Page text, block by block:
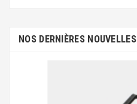
NOS DERNIÈRES NOUVELLES